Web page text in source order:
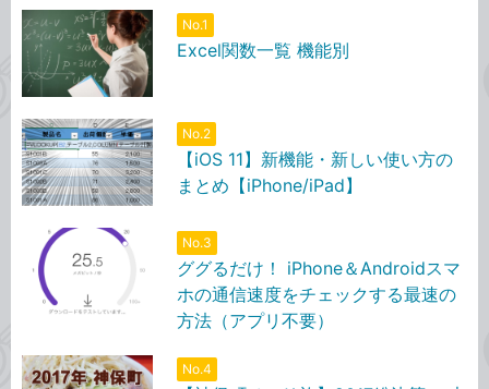
No.1
Excel関数一覧 機能別
No.2
【iOS 11】新機能・新しい使い方の
まとめ【iPhone/iPad】
No.3
ググるだけ！ iPhone＆Androidスマ
ホの通信速度をチェックする最速の
方法（アプリ不要）
No.4